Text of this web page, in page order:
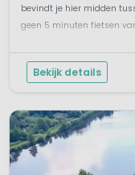
bevindt je hier midden
geen 5 minuten fietsen
Bekijk details